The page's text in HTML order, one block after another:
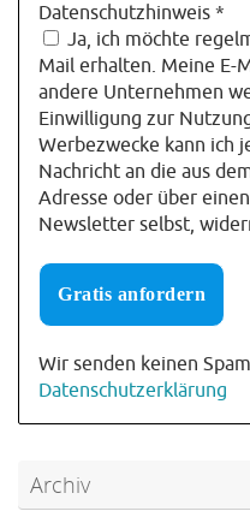
Datenschutzhinweis *
Ja, ich möchte
Mail erhalten. Meine E-
andere Unternehmen
Einwilligung zur
Werbezwecke kann ich
Nachricht an die aus
Adresse oder über
Newsletter selbst,
Wir senden keinen
Datenschutzerklärung
Archiv